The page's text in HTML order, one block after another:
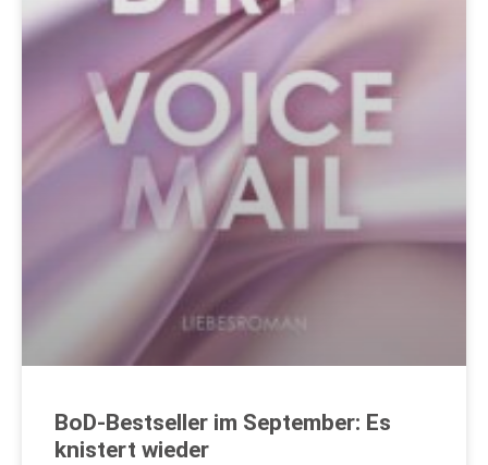
BoD-Bestseller im September: Es
knistert wieder